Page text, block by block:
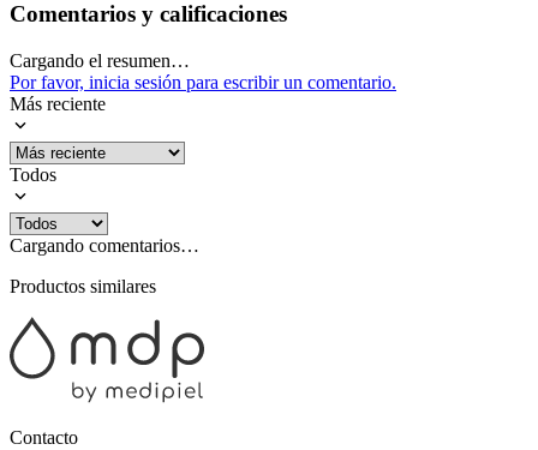
Comentarios y calificaciones
Cargando el resumen…
Por favor, inicia sesión para escribir un comentario.
Más reciente
Todos
Cargando comentarios…
Productos similares
Contacto